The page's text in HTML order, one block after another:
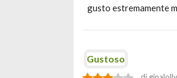
gusto estremamente
Gustoso